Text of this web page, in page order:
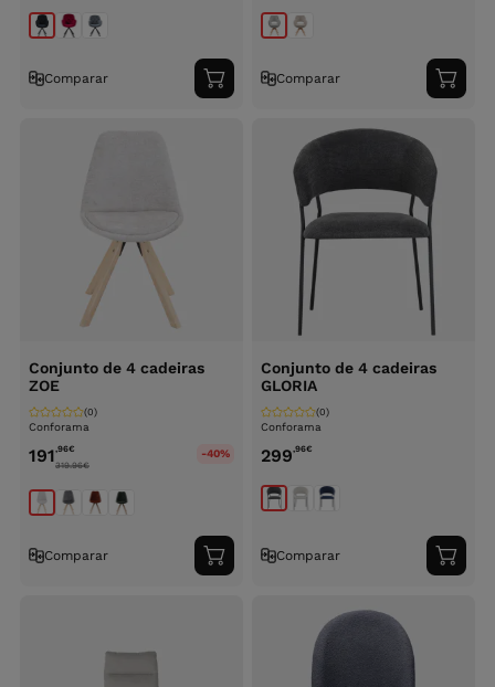
Comparar
Adicionar
ao
Comparar
ao
Conjunto de 4 cadeiras
ZOE
Conforama
(0)
191,96€
319.96€
-40%
Comparar
Adicionar
ao
Conjunto de 4 cadeiras
GLORIA
Conforama
(0)
299,96€
Comparar
ao